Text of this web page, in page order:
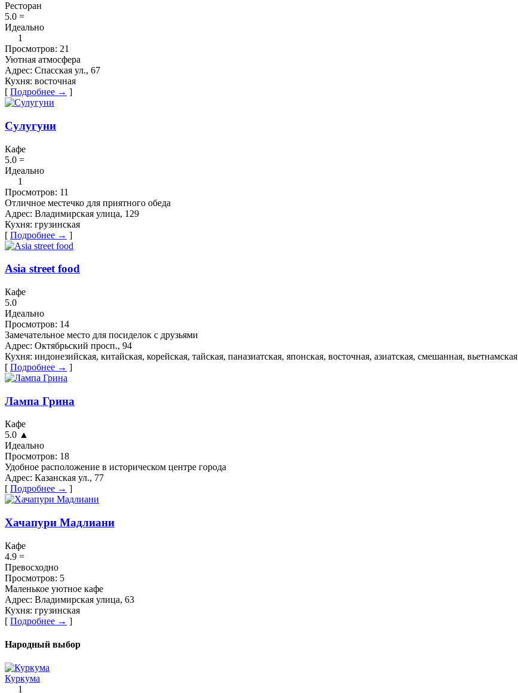
Ресторан
5.0 =
Идеально
1
Просмотров: 21
Уютная атмосфера
Адрес: Спасская ул., 67
Кухня: восточная
[ Подробнее → ]
Сулугуни
Кафе
5.0 =
Идеально
1
Просмотров: 11
Отличное местечко для приятного обеда
Адрес: ​Владимирская улица, 129
Кухня: грузинская
[ Подробнее → ]
Asia street food
Кафе
5.0
Идеально
Просмотров: 14
Замечательное место для посиделок с друзьями
Адрес: Октябрьский просп., 94
Кухня: индонезийская, китайская, корейская, тайская, паназиатская, японская, восточная, азиатская, смешанная, вьетнамская
[ Подробнее → ]
Лампа Грина
Кафе
5.0 ▲
Идеально
Просмотров: 18
Удобное расположение в историческом центре города
Адрес: Казанская ул., 77
[ Подробнее → ]
Хачапури Мадлиани
Кафе
4.9 =
Превосходно
Просмотров: 5
Маленькое уютное кафе
Адрес: ​Владимирская улица, 63
Кухня: грузинская
[ Подробнее → ]
Народный выбор
Куркума
1